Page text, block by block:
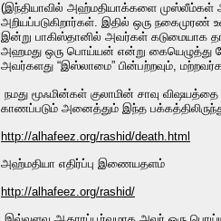
(இந்தியாவில் அஹ்மதியாக்களை முஸ்லீம்கள்
அறியப்படுகிறார்கள். இதில் ஒரு
இன்று பாகிஸ்தானில் அவர்கள் கடுமையாக
அஹமது ஒரு பொய்யன் என்று கையெழுத்து
அவர்களது “இஸ்லாமை” பின்பற்றவும்,
நமது மூஃமின்கள் குலாமின் சாவு
காணப்படும் அனைத்தும் இந்த
http://alhafeez.org/rashid/death.html
அஹ்மதியா எதிர்ப்பு இணையதளம்
http://alhafeez.org/rashid/